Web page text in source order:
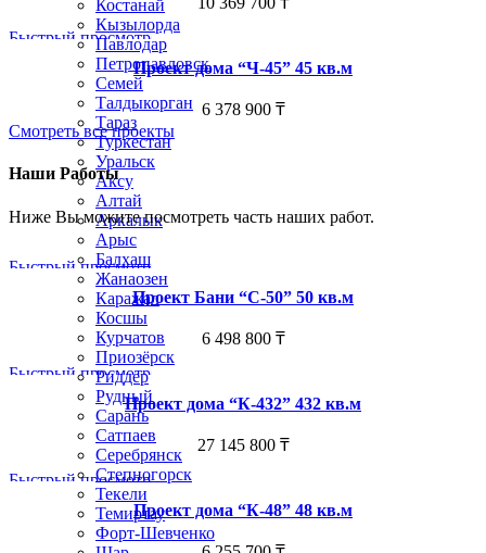
Костанай
Кызылорда
Павлодар
Петропавловск
Семей
Талдыкорган
Тараз
Туркестан
Уральск
Аксу
Алтай
Аркалык
Арыс
Балхаш
Жанаозен
Каражал
Косшы
Курчатов
Приозёрск
Риддер
Рудный
Сарань
Сатпаев
Серебрянск
Степногорск
Текели
Темиртау
Форт-Шевченко
Быстрый просмотр
Проект дома “Ч-45” 45 кв.м
6 378 900 ₸
Смотреть все проекты
Наши Работы
Ниже Вы можите посмотреть часть наших работ.
Быстрый просмотр
Проект Бани “С-50” 50 кв.м
6 498 800 ₸
Быстрый просмотр
Проект дома “К-432” 432 кв.м
27 145 800 ₸
Быстрый просмотр
Проект дома “К-48” 48 кв.м